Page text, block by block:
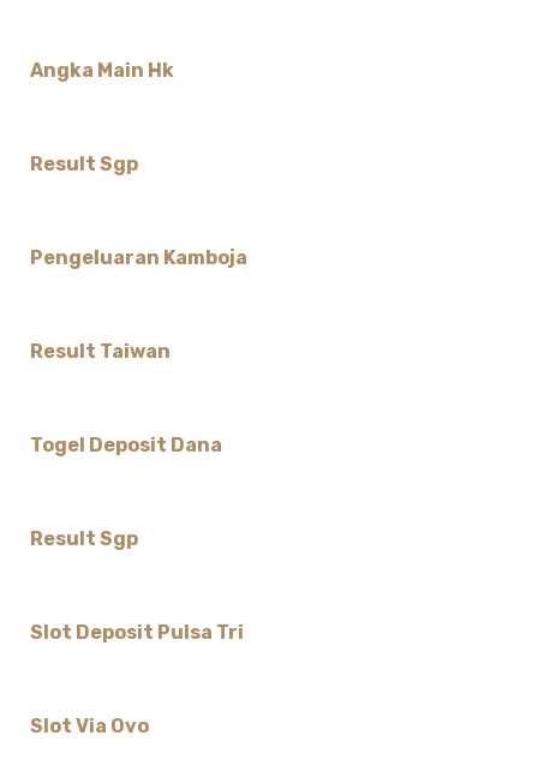
Angka Main Hk
Result Sgp
Pengeluaran Kamboja
Result Taiwan
Togel Deposit Dana
Result Sgp
Slot Deposit Pulsa Tri
Slot Via Ovo